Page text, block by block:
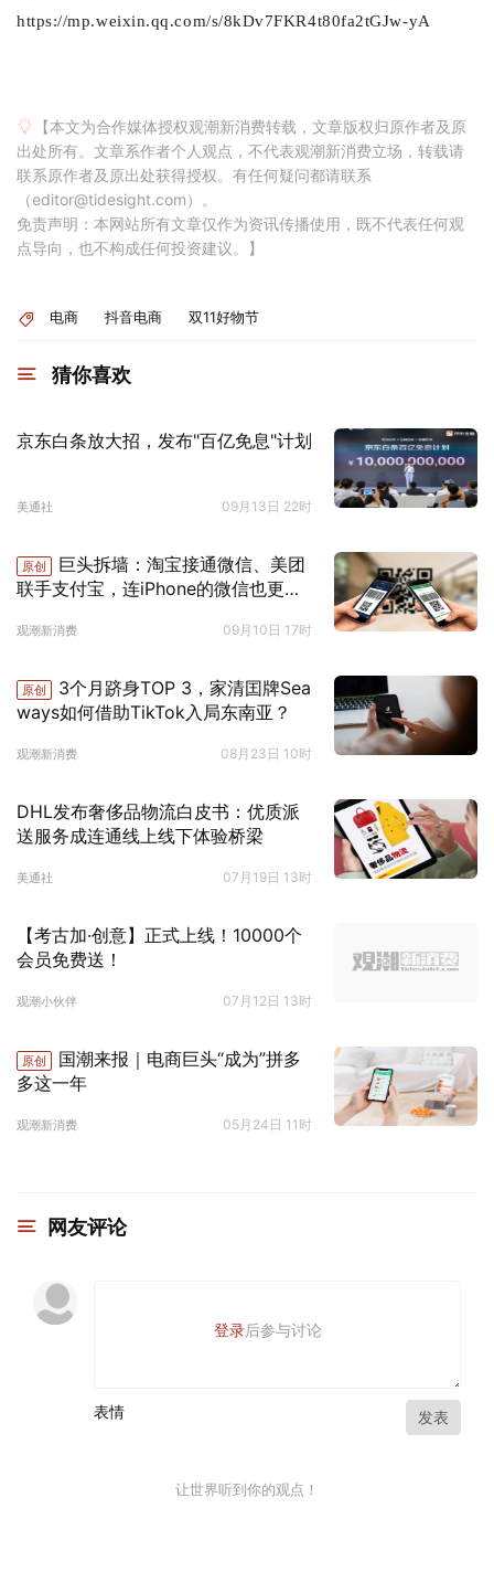
https://mp.weixin.qq.com/s/8kDv7FKR4t80fa2tGJw-yA
【本文为合作媒体授权观潮新消费转载，文章版权归原作者及原
出处所有。文章系作者个人观点，不代表观潮新消费立场，转载请
联系原作者及原出处获得授权。有任何疑问都请联系
（editor@tidesight.com）。
免责声明：本网站所有文章仅作为资讯传播使用，既不代表任何观
点导向，也不构成任何投资建议。】
电商 抖音电商 双11好物节
猜你喜欢
京东白条放大招，发布"百亿免息"计划
美通社 09月13日 22时
原创
巨头拆墙：淘宝接通微信、美团
联手支付宝，连iPhone的微信也更新
观潮新消费 09月10日 17时
原创
3个月跻身TOP 3，家清囯牌Sea
ways如何借助TikTok入局东南亚？
观潮新消费 08月23日 10时
DHL发布奢侈品物流白皮书：优质派
送服务成连通线上线下体验桥梁
美通社 07月19日 13时
【考古加·创意】正式上线！10000个
会员免费送！
观潮小伙伴 07月12日 13时
原创
国潮来报｜电商巨头“成为”拼多
多这一年
观潮新消费 05月24日 11时
网友评论
登录后参与讨论
表情 发表
让世界听到你的观点！